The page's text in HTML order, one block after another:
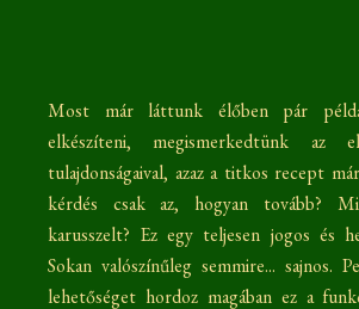
Most már láttunk élőben pár
elkészíteni, megismerkedtünk az
tulajdonságaival, azaz a titkos recept
kérdés csak az, hogyan tovább?
karusszelt? Ez egy teljesen jogos és
Sokan valószínűleg semmire... sajnos.
lehetőséget hordoz magában ez a